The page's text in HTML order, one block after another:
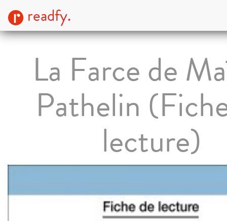
readfy.
La Farce de
Pathelin
lecture)